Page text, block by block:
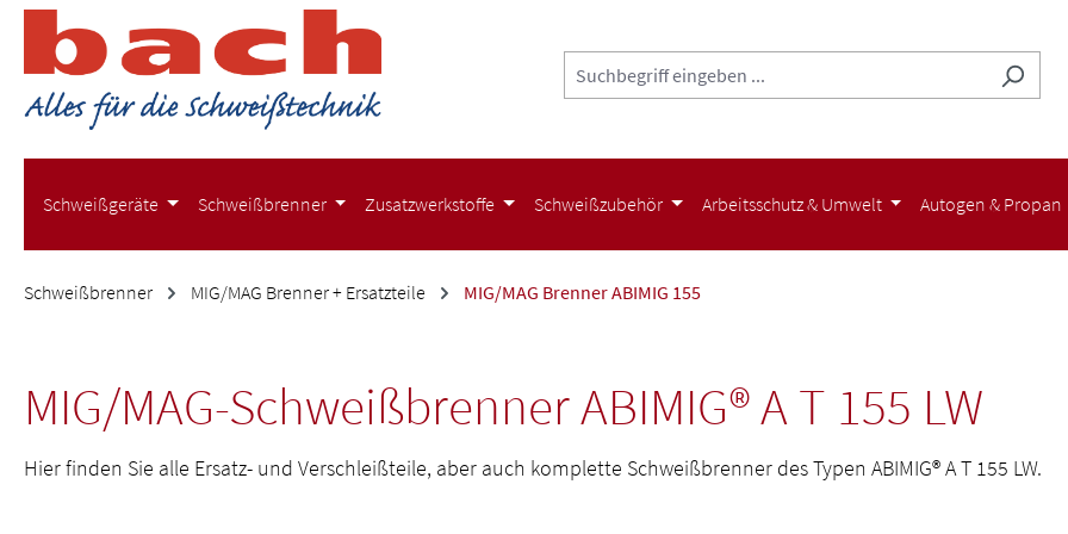
Hauptinhalt springen
Zur Suche springen
Zur Hauptnavigation springen
Schweißgeräte Schweißbrenner Zusatzwerkstoffe Schweißzubehör Arbeitsschutz & Umwelt Autogen & Propan
Schweißbrenner MIG/MAG Brenner + Ersatzteile MIG/MAG Brenner ABIMIG 155
MIG/MAG-Schweißbrenner ABIMIG® A T 155 LW
Hier finden Sie alle Ersatz- und Verschleißteile, aber auch komplette Schweißbrenner des Typen ABIMIG® A T 155 LW.